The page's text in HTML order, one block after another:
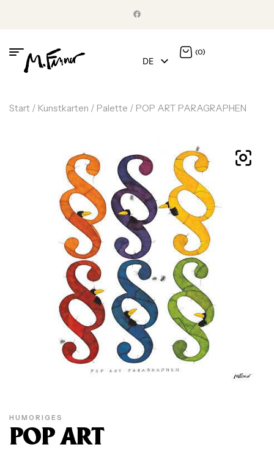
DE
(0)
Start / Kunstkarten / Palette / POP ART PARAGRAPHEN
HUMORIGES
POP ART